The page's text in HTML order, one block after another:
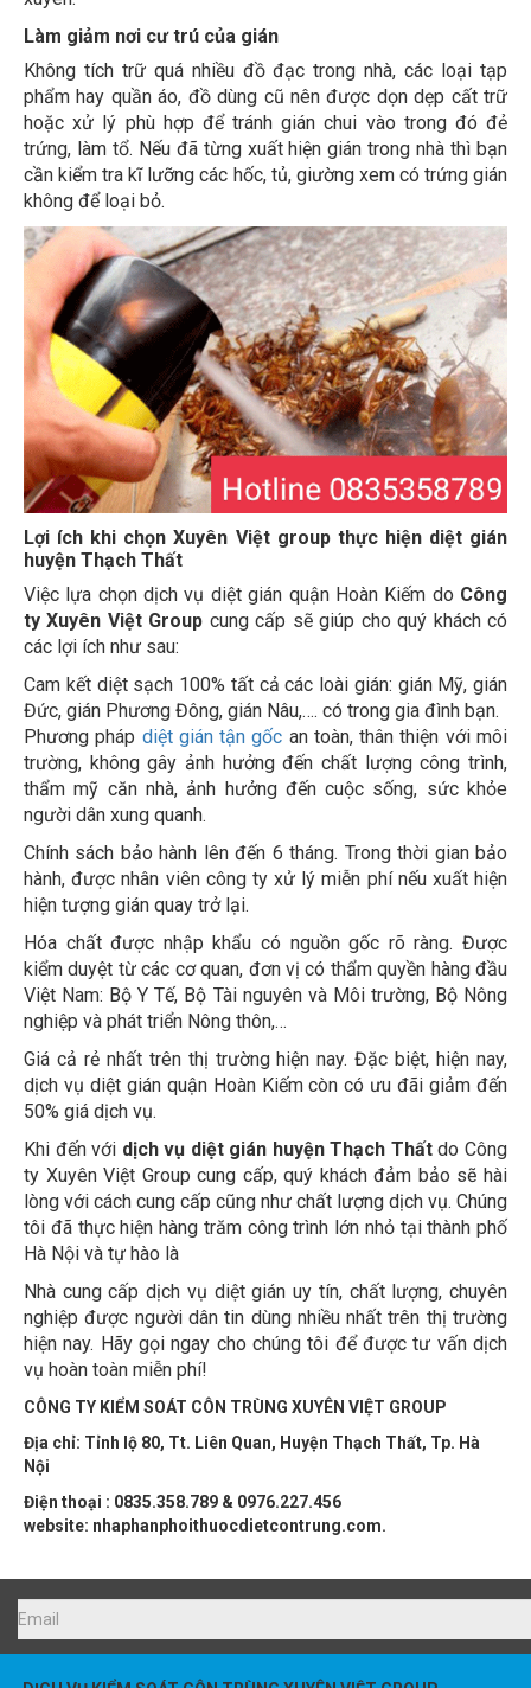
Làm giảm nơi cư trú của gián
Không tích trữ quá nhiều đồ đạc trong nhà, các loại tạp
phẩm hay quần áo, đồ dùng cũ nên được dọn dẹp cất trữ
hoặc xử lý phù hợp để tránh gián chui vào trong đó đẻ
trứng, làm tổ. Nếu đã từng xuất hiện gián trong nhà thì bạn
cần kiểm tra kĩ lưỡng các hốc, tủ, giường xem có trứng gián
không để loại bỏ.
Lợi ích khi chọn Xuyên Việt group thực hiện diệt gián
huyện Thạch Thất
Việc lựa chọn dịch vụ diệt gián quận Hoàn Kiếm do
Công
ty Xuyên Việt Group cung cấp sẽ giúp cho quý khách có
các lợi ích như sau:
Cam kết diệt sạch 100% tất cả các loài gián: gián Mỹ, gián
Đức, gián Phương Đông, gián Nâu,…. có trong gia đình bạn.
Phương pháp diệt gián tận gốcan toàn, thân thiện với môi
trường, không gây ảnh hưởng đến chất lượng công trình,
thẩm mỹ căn nhà, ảnh hưởng đến cuộc sống, sức khỏe
người dân xung quanh.
Chính sách bảo hành lên đến 6 tháng. Trong thời gian bảo
hành, được nhân viên công ty xử lý miễn phí nếu xuất hiện
hiện tượng gián quay trở lại.
Hóa chất được nhập khẩu có nguồn gốc rõ ràng. Được
kiểm duyệt từ các cơ quan, đơn vị có thẩm quyền hàng đầu
Việt Nam: Bộ Y Tế, Bộ Tài nguyên và Môi trường, Bộ Nông
nghiệp và phát triển Nông thôn,…
Giá cả rẻ nhất trên thị trường hiện nay. Đặc biệt, hiện nay,
dịch vụ diệt gián quận Hoàn Kiếm còn có ưu đãi giảm đến
50% giá dịch vụ.
Khi đến với
dịch vụ diệt gián huyện Thạch Thất
do Công
ty Xuyên Việt Group cung cấp, quý khách đảm bảo sẽ hài
lòng với cách cung cấp cũng như chất lượng dịch vụ. Chúng
tôi đã thực hiện hàng trăm công trình lớn nhỏ tại thành phố
Hà Nội và tự hào là
Nhà cung cấp dịch vụ diệt gián uy tín, chất lượng, chuyên
nghiệp được người dân tin dùng nhiều nhất trên thị trường
hiện nay. Hãy gọi ngay cho chúng tôi để được tư vấn dịch
vụ hoàn toàn miễn phí!
CÔNG TY KIỂM SOÁT CÔN TRÙNG XUYÊN VIỆT GROUP
Địa chỉ: Tỉnh lộ 80, Tt. Liên Quan, Huyện Thạch Thất, Tp. Hà
Nội
website: nhaphanphoithuocdietcontrung.com.
DỊCH VỤ KIỂM SOÁT CÔN TRÙNG XUYÊN VIỆT GROUP